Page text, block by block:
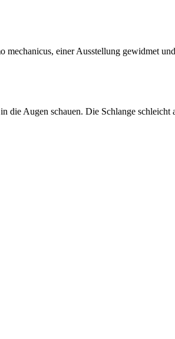
einer Ausstellung gewidmet
Augen schauen. Die Schlange schleicht